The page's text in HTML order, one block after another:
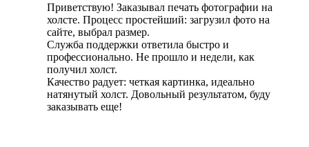
Приветствую! Заказывал печать фотографии на
холсте. Процесс простейший: загрузил фото на
сайте, выбрал размер.
Служба поддержки ответила быстро и
профессионально. Не прошло и недели, как
получил холст.
Качество радует: четкая картинка, идеально
натянутый холст. Довольный результатом, буду
заказывать еще!